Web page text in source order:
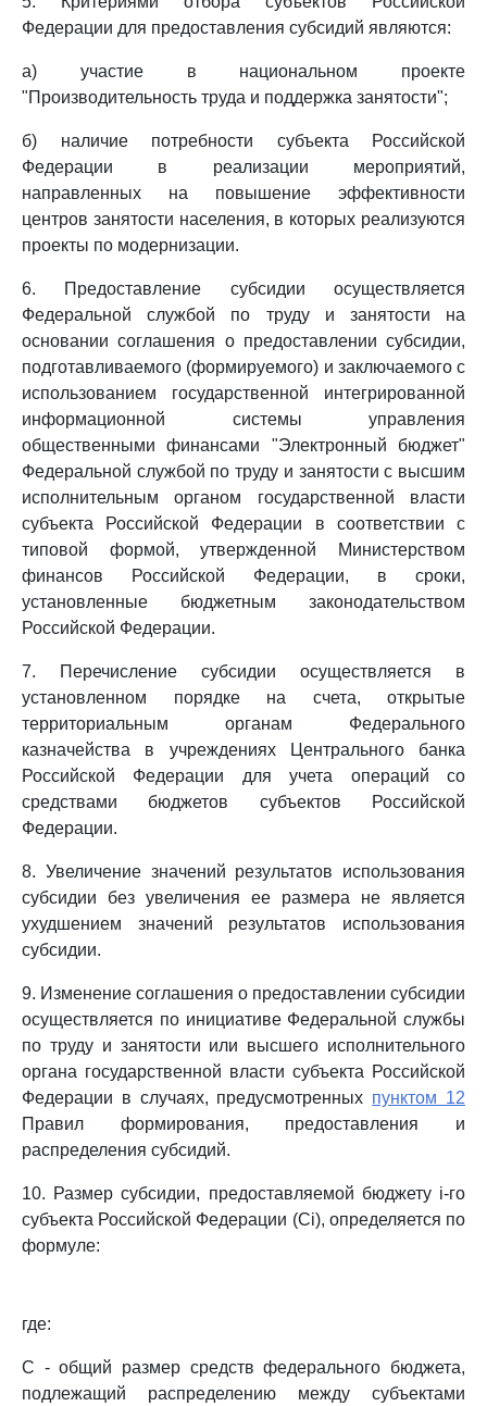
Федерации для предоставления субсидий являются:
а) участие в национальном проекте
"Производительность труда и поддержка занятости";
б) наличие потребности субъекта Российской
Федерации в реализации мероприятий,
направленных на повышение эффективности
центров занятости населения, в которых реализуются
проекты по модернизации.
6. Предоставление субсидии осуществляется
Федеральной службой по труду и занятости на
основании соглашения о предоставлении субсидии,
подготавливаемого (формируемого) и заключаемого с
использованием государственной интегрированной
информационной системы управления
общественными финансами "Электронный бюджет"
Федеральной службой по труду и занятости с высшим
исполнительным органом государственной власти
субъекта Российской Федерации в соответствии с
типовой формой, утвержденной Министерством
финансов Российской Федерации, в сроки,
установленные бюджетным законодательством
Российской Федерации.
7. Перечисление субсидии осуществляется в
установленном порядке на счета, открытые
территориальным органам Федерального
казначейства в учреждениях Центрального банка
Российской Федерации для учета операций со
средствами бюджетов субъектов Российской
Федерации.
8. Увеличение значений результатов использования
субсидии без увеличения ее размера не является
ухудшением значений результатов использования
субсидии.
9. Изменение соглашения о предоставлении субсидии
осуществляется по инициативе Федеральной службы
по труду и занятости или высшего исполнительного
органа государственной власти субъекта Российской
Федерации в случаях, предусмотренных пунктом 12
Правил формирования, предоставления и
распределения субсидий.
10. Размер субсидии, предоставляемой бюджету i-го
субъекта Российской Федерации (Ci), определяется по
формуле:
где:
C - общий размер средств федерального бюджета,
подлежащий распределению между субъектами